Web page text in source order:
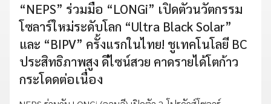
“NEPS” ร่วมมือ “LONGi” เปิดตัวนวัตกรรม
โซลาร์ใหม่ระดับโลก “Ultra Black Solar”
และ “BIPV” ครั้งแรกในไทย! ชูเทคโนโลยี BC
ประสิทธิภาพสูง ดีไซน์สวย คาดรายได้โตก้าว
กระโดดต่อเนื่อง